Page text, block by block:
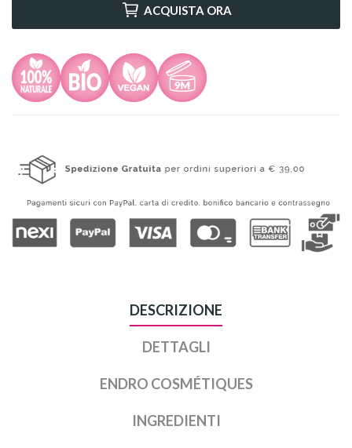
ACQUISTA ORA
DESCRIZIONE
DETTAGLI
ENDRO COSMÉTIQUES
INGREDIENTI